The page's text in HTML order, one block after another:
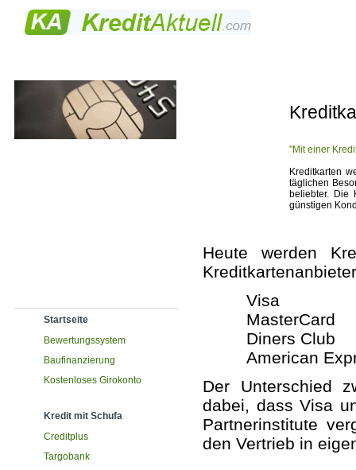
"Mit einer
Kreditkarten
täglichen
beliebter. Die
günstigen
Startseite
Bewertungssystem
Baufinanzierung
Kostenloses Girokonto
Kredit mit Schufa
Creditplus
Targobank
Heute werden
Visa
MasterCard
Diners Club
American
Der Unterschied
dabei, dass Visa
Partnerinstitute
den Vertrieb in